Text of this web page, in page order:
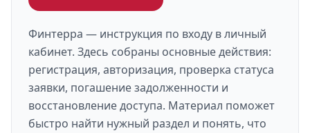
Финтерра — инструкция по входу в личный
кабинет. Здесь собраны основные действия:
регистрация, авторизация, проверка статуса
заявки, погашение задолженности и
восстановление доступа. Материал поможет
быстро найти нужный раздел и понять, что